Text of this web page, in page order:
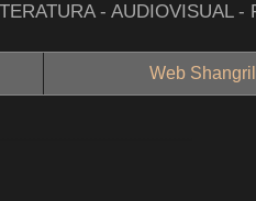
- AUDIOVISUAL
Web